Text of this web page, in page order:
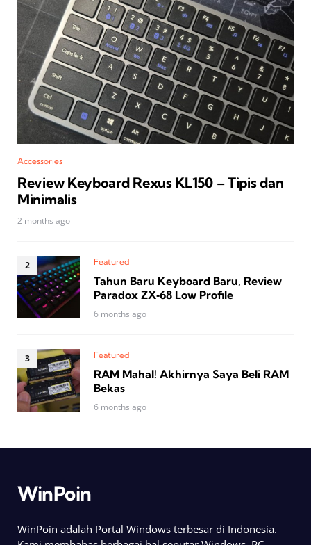
Accessories
Review Keyboard Rexus KL150 – Tipis dan
Minimalis
2 months ago
Featured
Tahun Baru Keyboard Baru, Review
Paradox ZX‑68 Low Profile
6 months ago
Featured
RAM Mahal! Akhirnya Saya Beli RAM
Bekas
6 months ago
WinPoin
WinPoin adalah Portal Windows terbesar di Indonesia.